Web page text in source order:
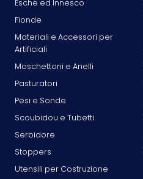
Esche ed Innesco
Fionde
Materiali e Accessori per
Artificiali
Moschettoni e Anelli
Pasturatori
Pesi e Sonde
Scoubidou e Tubetti
Serbidore
Stoppers
Utensili per Costruzione